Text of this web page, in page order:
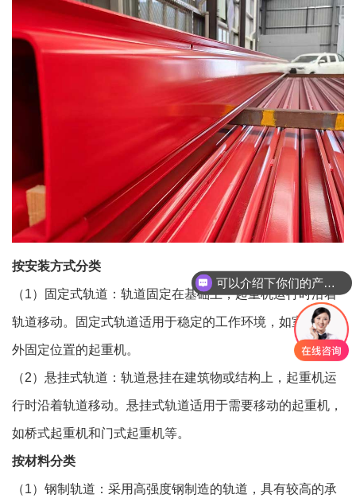
按安装方式分类
（1）固定式轨道：轨道固定在基础上，起重机运行时沿着
轨道移动。固定式轨道适用于稳定的工作环境，如室内或室
外固定位置的起重机。
（2）悬挂式轨道：轨道悬挂在建筑物或结构上，起重机运
行时沿着轨道移动。悬挂式轨道适用于需要移动的起重机，
如桥式起重机和门式起重机等。
按材料分类
（1）钢制轨道：采用高强度钢制造的轨道，具有较高的承
可以介绍下你们的产品么